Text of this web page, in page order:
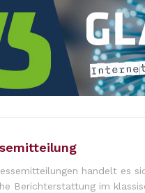
handelt es
Berichterstattung im